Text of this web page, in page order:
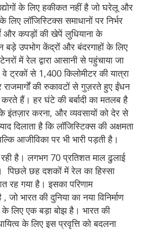
के लिए हकीकत नहीं है जो घरेलू और
लॉजिस्टिक्स समाधानों पर निर्भर
और कपड़ों की खेपें लुधियाना के
बड़े उपभोग केंद्रों और बंदरगाहों के लिए
में रेल द्वारा आसानी से पहुंचाया जा
से 1,400 किलोमीटर की यात्रा
की रुकावटों से गुज़रते हुए ईंधन
करते हैं। हर घंटे की बर्बादी का मतलब है
के इंतज़ार करना, और व्यवसायों को देर से
दिलाता है कि लॉजिस्टिक्स की अक्षमता
आजीविका पर भी भारी पड़ती है।
है। लगभग 70 प्रतिशत माल ढुलाई
पिछले छह दशकों में रेल का हिस्सा
रह गया है। इसका परिणाम
भारत की दुनिया का नया विनिर्माण
लिए एक बड़ा बोझ है। भारत की
के लिए इस प्रवृत्ति को बदलना